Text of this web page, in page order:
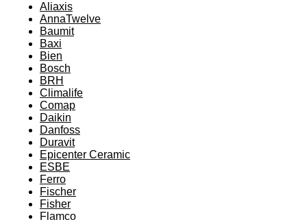
Aliaxis
AnnaTwelve
Baumit
Baxi
Bien
Bosch
BRH
Climalife
Comap
Daikin
Danfoss
Duravit
Epicenter Ceramic
ESBE
Ferro
Fischer
Fisher
Flamco